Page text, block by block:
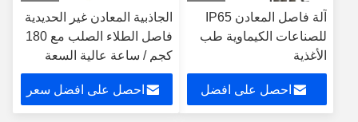
آلة فاصل المعادن IP65
للصناعات الكيماوية طب
الأغذية
احصل على افضل
الجاذبية المعادن غير الحديدية
فاصل الطلاء الصلب مع 180
كجم / ساعة عالية السعة
احصل على افضل سعر